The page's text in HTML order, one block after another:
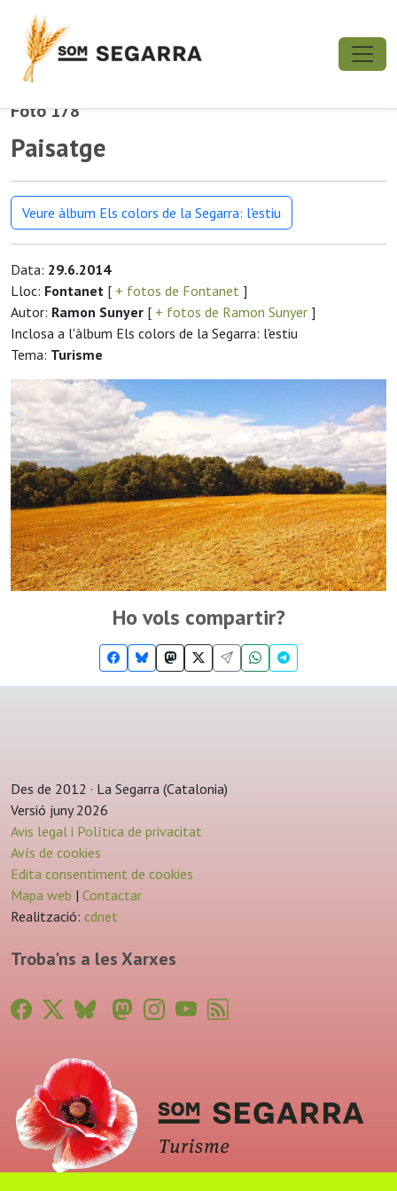
Foto 178
Paisatge
Veure àlbum Els colors de la Segarra: l'estiu
Data: 29.6.2014
Lloc: Fontanet [ + fotos de Fontanet ]
Autor: Ramon Sunyer [ + fotos de Ramon Sunyer ]
Inclosa a l'àlbum Els colors de la Segarra: l'estiu
Tema: Turisme
Ho vols compartir?
Des de 2012 · La Segarra (Catalonia)
Versió juny 2026
Avis legal i Política de privacitat
Avís de cookies
Edita consentiment de cookies
Mapa web | Contactar
Realització: cdnet
Troba'ns a les Xarxes